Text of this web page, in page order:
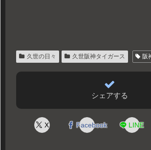
久世の日々 久世阪神タイガース 阪
シェアする
X Facebook LINE